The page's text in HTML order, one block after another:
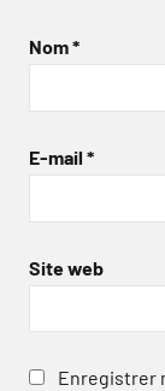
Nom*
E-mail *
Site web
Enregistrer